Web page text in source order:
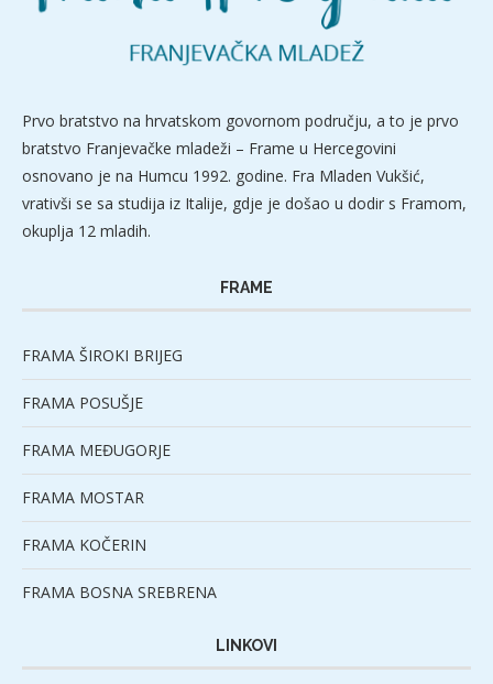
Prvo bratstvo na hrvatskom govornom području, a to je prvo
bratstvo Franjevačke mladeži – Frame u Hercegovini
osnovano je na Humcu 1992. godine. Fra Mladen Vukšić,
vrativši se sa studija iz Italije, gdje je došao u dodir s Framom,
okuplja 12 mladih.
FRAME
FRAMA ŠIROKI BRIJEG
FRAMA POSUŠJE
FRAMA MEĐUGORJE
FRAMA MOSTAR
FRAMA KOČERIN
FRAMA BOSNA SREBRENA
LINKOVI